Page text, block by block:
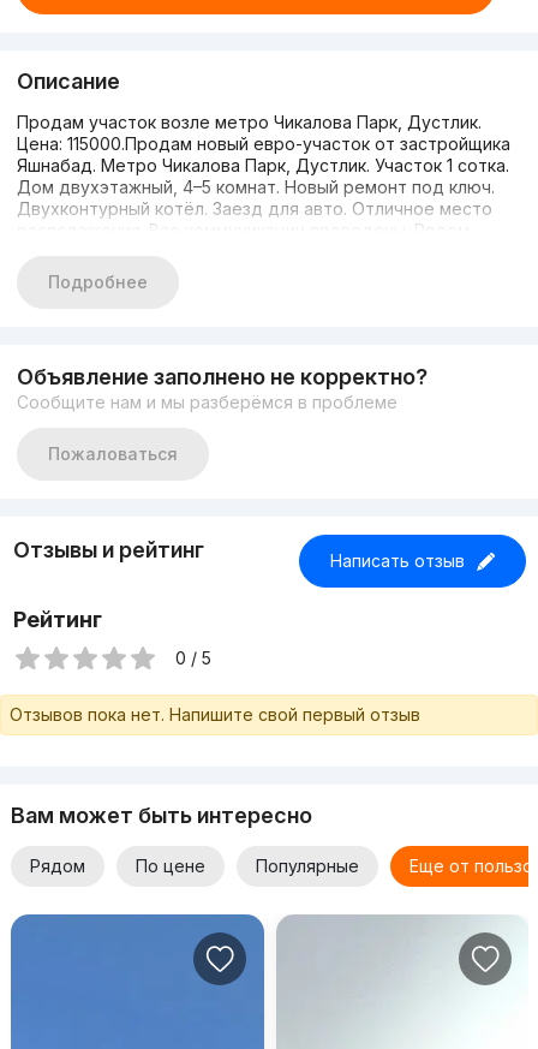
Описание
Продам участок возле метро Чикалова Парк, Дустлик.
Цена: 115000.Продам новый евро-участок от застройщика
Яшнабад. Метро Чикалова Парк, Дустлик. Участок 1 сотка.
Дом двухэтажный, 4–5 комнат. Новый ремонт под ключ.
Двухконтурный котёл. Заезд для авто. Отличное место
расположения. Все коммуникации проведены. Рядом
рядом. Цена: от 99000 до 115000. Телефон: 977536818.
Подробнее
Объявление заполнено не корректно?
Сообщите нам и мы разберёмся в проблеме
Пожаловаться
Отзывы и рейтинг Написать отзыв
Рейтинг
0 / 5
Отзывов пока нет. Напишите свой первый отзыв
Вам может быть интересно
Рядом По цене Популярные Еще от